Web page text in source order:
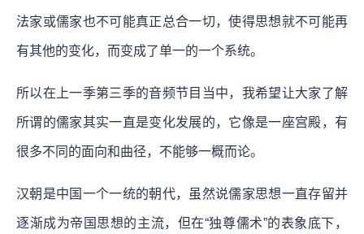
法家或儒家也不可能真正总合一切，使得思想就不可能再
有其他的变化，而变成了单一的一个系统。
所以在上一季第三季的音频节目当中，我希望让大家了解
所谓的儒家其实一直是变化发展的，它像是一座宫殿，有
很多不同的面向和曲径，不能够一概而论。
汉朝是中国一个一统的朝代，虽然说儒家思想一直存留并
逐渐成为帝国思想的主流，但在“独尊儒术”的表象底下，